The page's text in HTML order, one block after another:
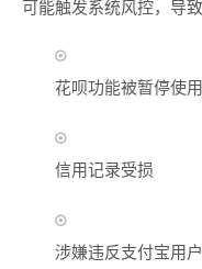
可能触发系统风控，导致
花呗功能被暂停使用
信用记录受损
涉嫌违反支付宝用